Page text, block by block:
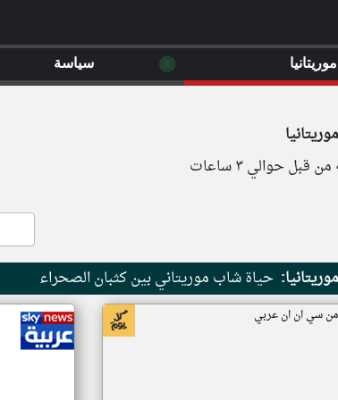
قبل حوالي ٣ ساعات
حياة شاب موريتاني بين كثبان الصحراء
من سي ان ان عربي
◉ سياسة